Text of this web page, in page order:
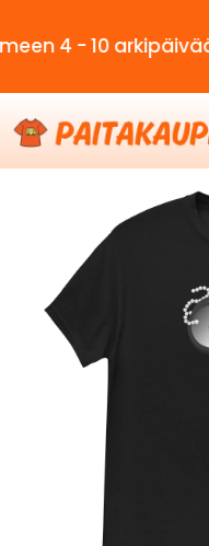
10 arkipäivää